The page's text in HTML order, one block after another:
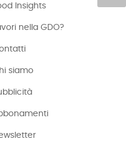
Insights
nella GDO?
siamo